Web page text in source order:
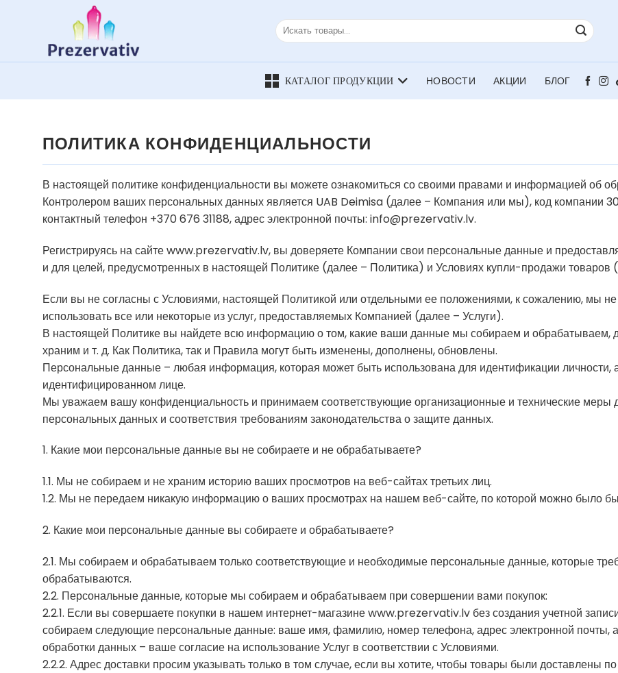
Искать:
НОВОСТИ АКЦИИ БЛОГ
ПОЛИТИКА КОНФИДЕНЦИАЛЬНОСТИ
В настоящей политике конфиденциальности вы можете ознакомиться со своими правами и информацией об
Контролером ваших персональных данных является UAB Deimisa (далее – Компания или мы), код компании
контактный телефон +370 676 31188, адрес электронной почты: info@prezervativ.lv.
Регистрируясь на сайте www.prezervativ.lv, вы доверяете Компании свои персональные данные и
и для целей, предусмотренных в настоящей Политике (далее – Политика) и Условиях купли-продажи товаров
Если вы не согласны с Условиями, настоящей Политикой или отдельными ее положениями, к сожалению, мы
использовать все или некоторые из услуг, предоставляемых Компанией (далее – Услуги).
В настоящей Политике вы найдете всю информацию о том, какие ваши данные мы собираем и обрабатываем,
храним и т. д. Как Политика, так и Правила могут быть изменены, дополнены, обновлены.
Персональные данные – любая информация, которая может быть использована для идентификации
идентифицированном лице.
Мы уважаем вашу конфиденциальность и принимаем соответствующие организационные и технические меры
персональных данных и соответствия требованиям законодательства о защите данных.
1. Какие мои персональные данные вы не собираете и не обрабатываете?
1.1. Мы не собираем и не храним историю ваших просмотров на веб-сайтах третьих лиц.
1.2. Мы не передаем никакую информацию о ваших просмотрах на нашем веб-сайте, по которой можно было
2. Какие мои персональные данные вы собираете и обрабатываете?
2.1. Мы собираем и обрабатываем только соответствующие и необходимые персональные данные, которые
обрабатываются.
2.2. Персональные данные, которые мы собираем и обрабатываем при совершении вами покупок:
2.2.1. Если вы совершаете покупки в нашем интернет-магазине www.prezervativ.lv без создания учетной
собираем следующие персональные данные: ваше имя, фамилию, номер телефона, адрес электронной почты,
обработки данных – ваше согласие на использование Услуг в соответствии с Условиями.
2.2.2. Адрес доставки просим указывать только в том случае, если вы хотите, чтобы товары были доставлены